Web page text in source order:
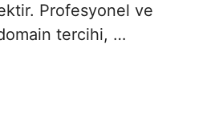
Profesyonel ve
domain tercihi, …